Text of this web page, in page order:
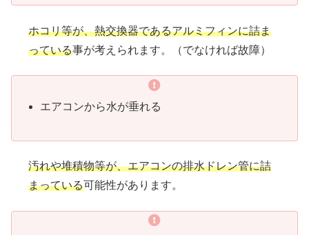
ホコリ等が、熱交換器であるアルミフィンに詰ま
っている事が考えられます。（でなければ故障）
エアコンから水が垂れる
汚れや堆積物等が、エアコンの排水ドレン管に詰
まっている可能性があります。